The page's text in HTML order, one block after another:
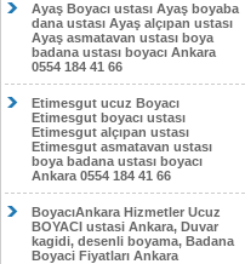
Ayaş Boyacı ustası Ayaş boyaba
dana ustası Ayaş alçıpan ustası
Ayaş asmatavan ustası boya
badana ustası boyacı Ankara
0554 184 41 66
Etimesgut ucuz Boyacı
Etimesgut boyacı ustası
Etimesgut alçıpan ustası
Etimesgut asmatavan ustası
boya badana ustası boyacı
Ankara 0554 184 41 66
BoyacıAnkara Hizmetler Ucuz
BOYACI ustasi Ankara, Duvar
kagidi, desenli boyama, Badana
Boyaci Fiyatları Ankara